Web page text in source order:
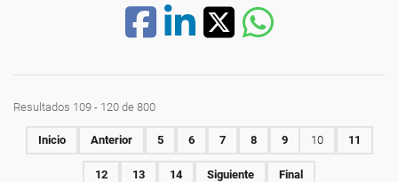
Resultados 109 - 120 de 800
Inicio Anterior 5 6 7 8 9 10 11
12 13 14 Siguiente Final